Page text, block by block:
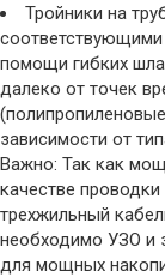
Тройники на
соответствующими
помощи гибких
далеко от точек
зависимости от
Важно: Так как
качестве
трехжильный
необходимо УЗО и
для мощных